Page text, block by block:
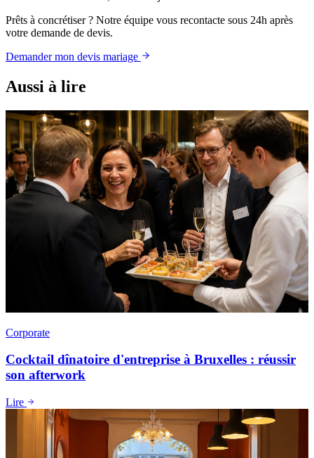
Prêts à concrétiser ? Notre équipe vous recontacte sous 24h après
votre demande de devis.
Demander mon devis mariage
Aussi à lire
Corporate
Cocktail dînatoire d'entreprise à Bruxelles : réussir
son afterwork
Lire